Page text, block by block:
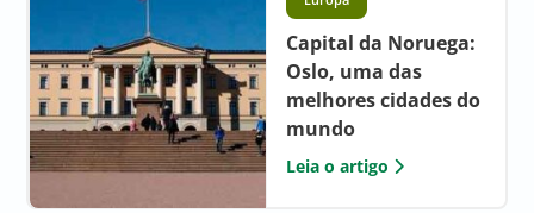
Capital da Noruega:
Oslo, uma das
melhores cidades do
mundo
Leia o artigo